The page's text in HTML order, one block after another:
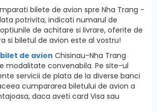
bilete de avion spre Nha Trang -
potrivita, indicati numarul de
de achitare si livrare, oferite de
si biletul de avion este al vostru!
de avion Chisinau-Nha Trang
modalitate convenabila. Pe site-ul
servicii de plata de la diverse banci
cumpararea biletului de avion a
daca aveti card Visa sau